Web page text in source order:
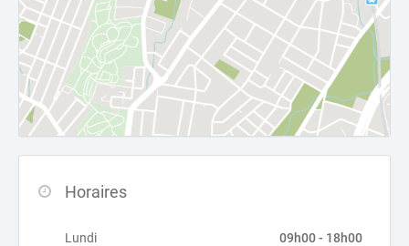
Horaires
Lundi 09h00 - 18h00